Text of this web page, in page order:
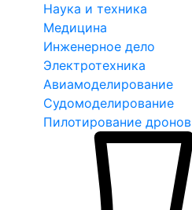
Наука и техника
Медицина
Инженерное дело
Электротехника
Авиамоделирование
Судомоделирование
Пилотирование дронов